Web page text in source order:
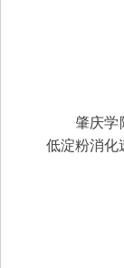
肇庆学
低淀粉消化